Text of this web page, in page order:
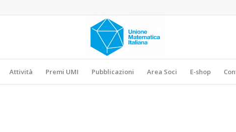
Attività Premi UMI Pubblicazioni Area Soci E-shop